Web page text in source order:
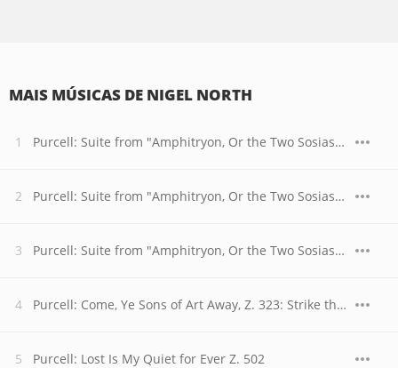
MAIS MÚSICAS DE NIGEL NORTH
Purcell: Suite from "Amphitryon, Or the Two Sosias" Z. 572: Minuet
Purcell: Suite from "Amphitryon, Or the Two Sosias" Z. 572: Hornpipe (2)
Purcell: Suite from "Amphitryon, Or the Two Sosias" Z. 572: Borree
Purcell: Come, Ye Sons of Art Away, Z. 323: Strike the Viol
Purcell: Lost Is My Quiet for Ever Z. 502